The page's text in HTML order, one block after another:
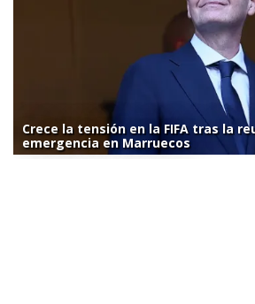
Crece la tensión en la FIFA tras la
emergencia en Marruecos